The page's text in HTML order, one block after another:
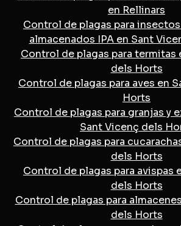
en Rellinars
Control de plagas para
almacenados IPA en Sant
Control de plagas para termitas
dels Horts
Control de plagas para aves en
Horts
Control de plagas para granjas y
Sant Vicenç dels
Control de plagas para
dels Horts
Control de plagas para avispas
dels Horts
Control de plagas para
dels Horts